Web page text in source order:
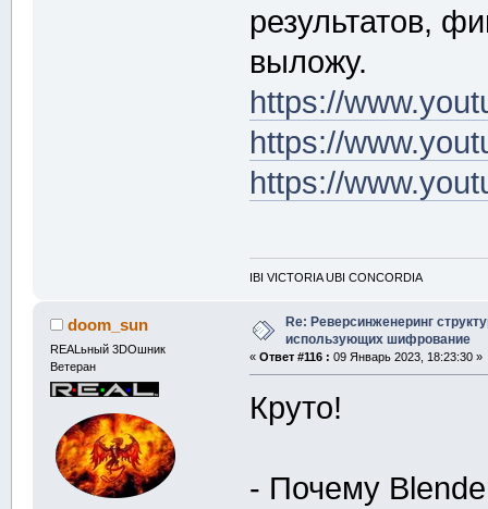
результатов,
выложу.
https://
https://
https://
IBI VICTORIA UBI CONCORDIA
doom_sun
REALьный 3DOшник
Ветеран
Re: Реверсинженеринг
использующих шифрование
«Ответ #116 : 09 Январь 2023, 18:23:30 »
Круто!
- Почему